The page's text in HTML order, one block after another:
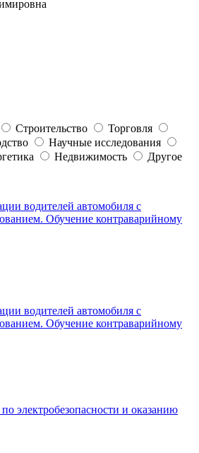
Строительство
Торговля
Научные исследования
Недвижимость Другое
водителей автомобиля с
Обучение контраварийному
водителей автомобиля с
Обучение контраварийному
электробезопасности и оказанию